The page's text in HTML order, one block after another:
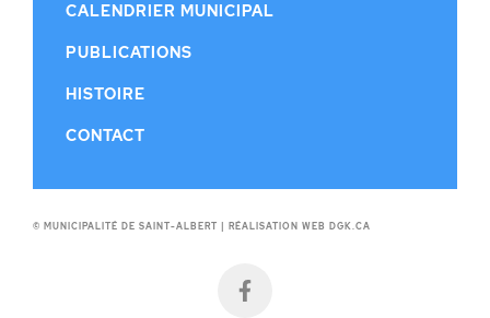
CALENDRIER MUNICIPAL
PUBLICATIONS
HISTOIRE
CONTACT
© MUNICIPALITÉ DE SAINT-ALBERT | RÉALISATION WEB DGK.CA